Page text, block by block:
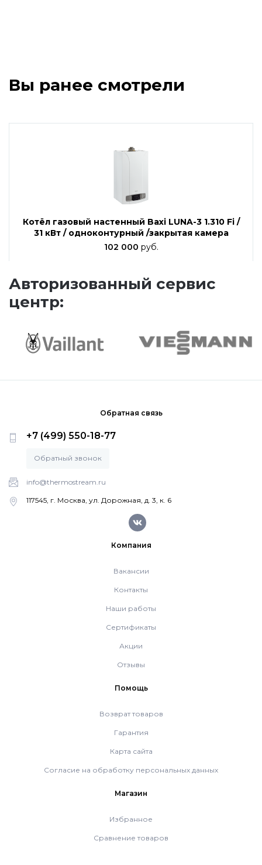
Вы ранее смотрели
Котёл газовый настенный Baxi LUNA-3 1.310 Fi /
31 кВт / одноконтурный /закрытая камера
102 000 руб.
Авторизованный сервис
центр:
Обратная связь
+7 (499) 550-18-77
Обратный звонок
info@thermostream.ru
117545, г. Москва, ул. Дорожная, д. 3, к. 6
Компания
Вакансии
Контакты
Наши работы
Сертификаты
Акции
Отзывы
Помощь
Возврат товаров
Гарантия
Карта сайта
Согласие на обработку персональных данных
Магазин
Избранное
Сравнение товаров